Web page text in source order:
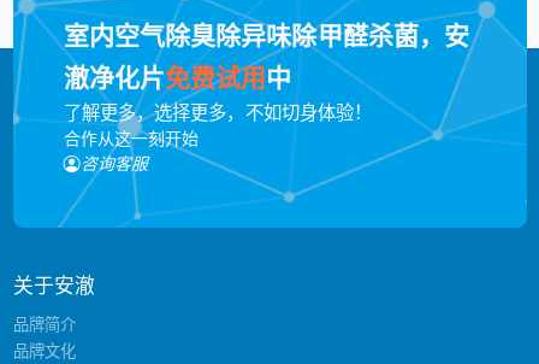
室内空气除臭除异味除甲醛杀菌，安
澈净化片免费试用 中
了解更多，选择更多，不如切身体验！
合作从这一刻开始
咨询客服
关于安澈
品牌简介
品牌文化